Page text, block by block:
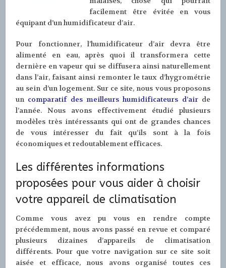
facilement être évitée en vous
équipant d’un humidificateur d’air.
Pour fonctionner, l’humidificateur d’air devra être
alimenté en eau, après quoi il transformera cette
dernière en vapeur qui se diffusera ainsi naturellement
dans l’air, faisant ainsi remonter le taux d’hygrométrie
au sein d’un logement. Sur ce site, nous vous proposons
un comparatif des meilleurs humidificateurs d’airde
l’année. Nous avons effectivement étudié plusieurs
modèles très intéressants qui ont de grandes chances
de vous intéresser du fait qu’ils sont à la fois
économiques et redoutablement efficaces.
Les différentes informations
proposées pour vous aider à choisir
votre appareil de climatisation
Comme vous avez pu vous en rendre compte
précédemment, nous avons passé en revue et comparé
plusieurs dizaines d’appareils de climatisation
différents. Pour que votre navigation sur ce site soit
aisée et efficace, nous avons organisé toutes ces